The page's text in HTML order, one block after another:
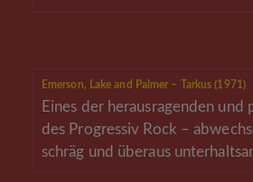
Emerson, Lake and Palmer – Tarkus (1971)
Eines der herausragenden und
des Progressiv Rock –
schräg und überaus